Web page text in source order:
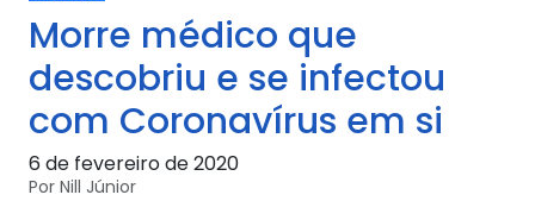
Morre médico que
descobriu e se infectou
com Coronavírus em si
6 de fevereiro de 2020
Por Nill Júnior